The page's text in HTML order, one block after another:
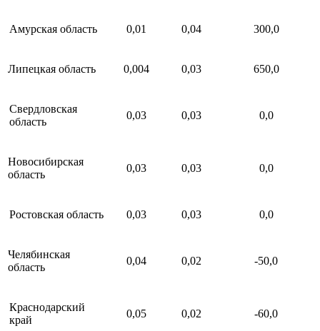
Амурская область 0,01 0,04 300,0
Липецкая область 0,004 0,03 650,0
Свердловская
область
0,03 0,03 0,0
Новосибирская
область
0,03 0,03 0,0
Ростовская область 0,03 0,03 0,0
Челябинская
область
0,04 0,02 -50,0
Краснодарский
край
0,05 0,02 -60,0